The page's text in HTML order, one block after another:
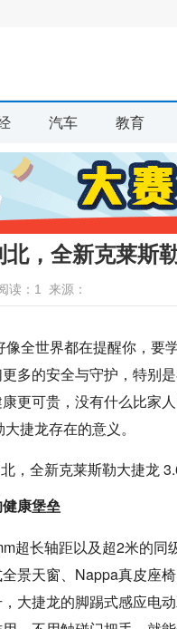
汽车 教育
，全新克莱斯
读：1 来源：
全世界都在提醒你，要
多的安全与守护，特别
更可贵，没有什么比家
捷龙存在的意义。
康堡垒
超长轴距以及超2米的
景天窗、Nappa真皮座
大捷龙的脚踢式感应电